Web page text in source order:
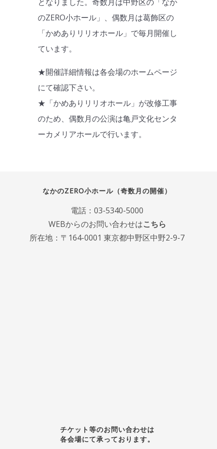
のZERO小ホール」、偶数月は葛飾区の
「かめありリリオホール」で毎月開催し
ています。
★開催詳細情報は各会場のホームページ
にて確認下さい。
★「かめありリリオホール」が改修工事
のため、偶数月の公演は亀戸文化センタ
ーカメリアホールで行います。
なかのZERO小ホール（奇数月の開催）
電話：03-5340-5000
WEBからのお問い合わせはこちら
所在地：〒164-0001 東京都中野区中野2-9-7
チケット等のお問い合わせは
各会場にて承っております。